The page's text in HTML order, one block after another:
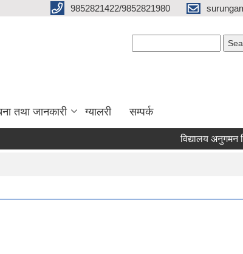
9852821422/9852821980
तथा जानकारी ग्यालरी सम्पर्क
विद्यालय अनुगमन